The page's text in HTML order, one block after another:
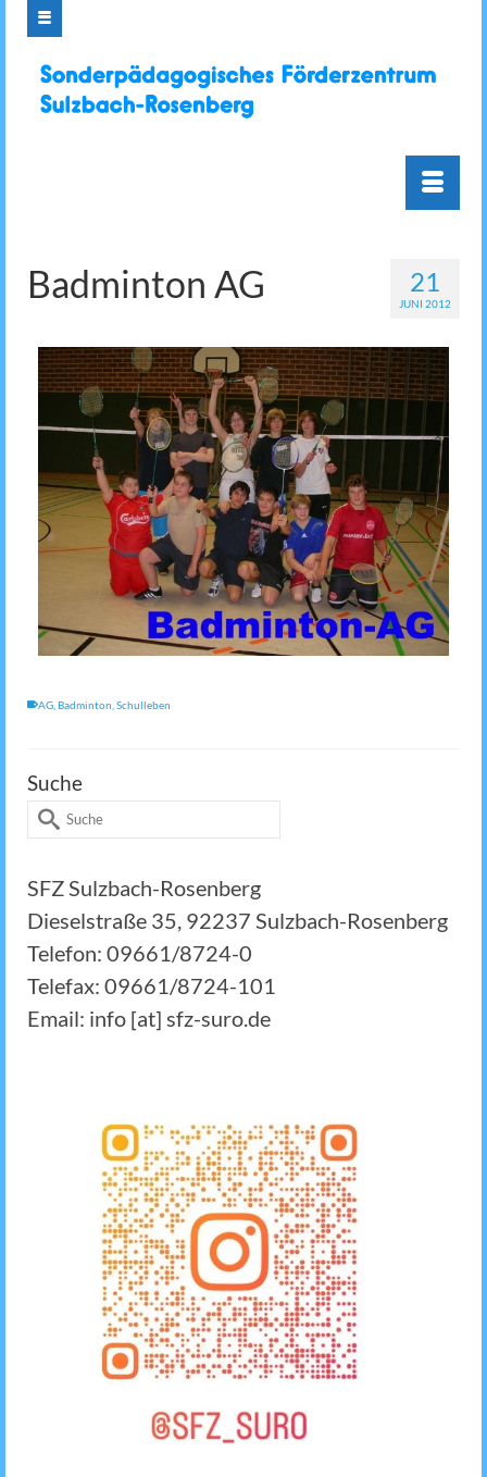
21
JUNI 2012
Badminton AG
AG Badminton Schulleben
Suche
Suche
SFZ Sulzbach-Rosenberg
Dieselstraße 35, 92237 Sulzbach-Rosenberg
Telefon: 09661/8724-0
Telefax: 09661/8724-101
Email: info [at] sfz-suro.de